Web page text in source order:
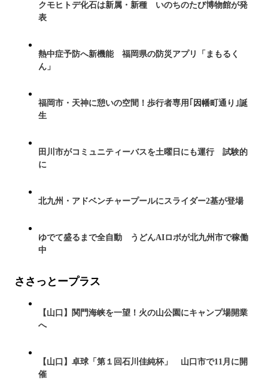
クモヒトデ化石は新属・新種 いのちのたび博物館が発
表
熱中症予防へ新機能 福岡県の防災アプリ「まもるく
ん」
福岡市・天神に憩いの空間！歩行者専用｢因幡町通り｣誕
生
田川市がコミュニティーバスを土曜日にも運行 試験的
に
北九州・アドベンチャープールにスライダー2基が登場
ゆでて盛るまで全自動 うどんAIロボが北九州市で稼働
中
ささっとープラス
【山口】関門海峡を一望！火の山公園にキャンプ場開業
へ
【山口】卓球「第１回石川佳純杯」 山口市で11月に開
催